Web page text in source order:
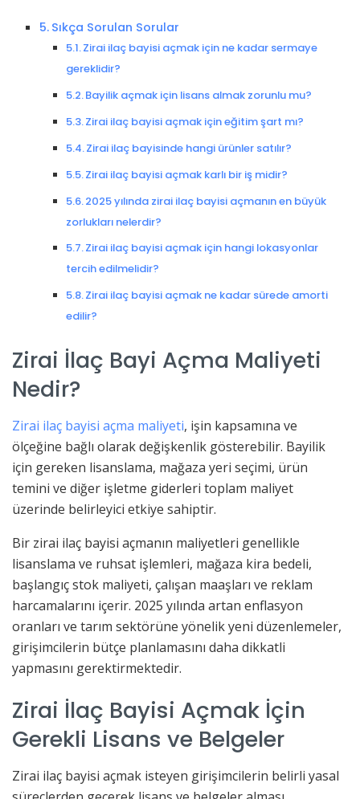
Sıkça Sorulan Sorular
Zirai ilaç bayisi açmak için ne kadar sermaye
gereklidir?
Bayilik açmak için lisans almak zorunlu mu?
Zirai ilaç bayisi açmak için eğitim şart mı?
Zirai ilaç bayisinde hangi ürünler satılır?
Zirai ilaç bayisi açmak karlı bir iş midir?
2025 yılında zirai ilaç bayisi açmanın en büyük
zorlukları nelerdir?
Zirai ilaç bayisi açmak için hangi lokasyonlar
tercih edilmelidir?
Zirai ilaç bayisi açmak ne kadar sürede amorti
edilir?
Zirai İlaç Bayi Açma Maliyeti
Nedir?
Zirai ilaç bayisi açma maliyeti, işin kapsamına ve
ölçeğine bağlı olarak değişkenlik gösterebilir. Bayilik
için gereken lisanslama, mağaza yeri seçimi, ürün
temini ve diğer işletme giderleri toplam maliyet
üzerinde belirleyici etkiye sahiptir.
Bir zirai ilaç bayisi açmanın maliyetleri genellikle
lisanslama ve ruhsat işlemleri, mağaza kira bedeli,
başlangıç stok maliyeti, çalışan maaşları ve reklam
harcamalarını içerir. 2025 yılında artan enflasyon
oranları ve tarım sektörüne yönelik yeni düzenlemeler,
girişimcilerin bütçe planlamasını daha dikkatli
yapmasını gerektirmektedir.
Zirai İlaç Bayisi Açmak İçin
Gerekli Lisans ve Belgeler
Zirai ilaç bayisi açmak isteyen girişimcilerin belirli yasal